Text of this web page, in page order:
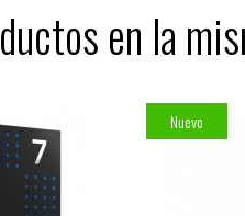
en la
Nuevo